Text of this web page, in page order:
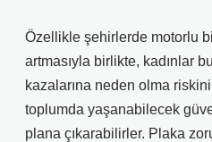
Özellikle şehirlerde motorlu
artmasıyla birlikte, kadınlar
kazalarına neden olma
toplumda yaşanabilecek
plana çıkarabilirler. Plaka